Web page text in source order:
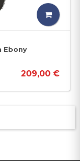
Ebony
209,00 €